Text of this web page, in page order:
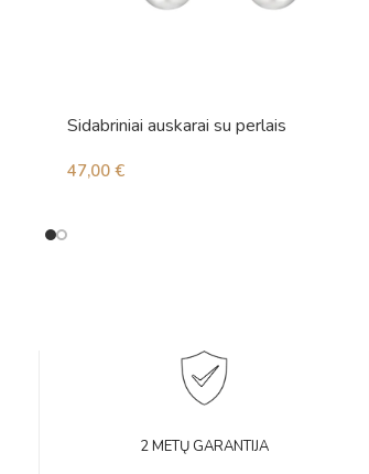
Sidabriniai auskarai su perlais
47,00 €
2 METŲ GARANTIJA